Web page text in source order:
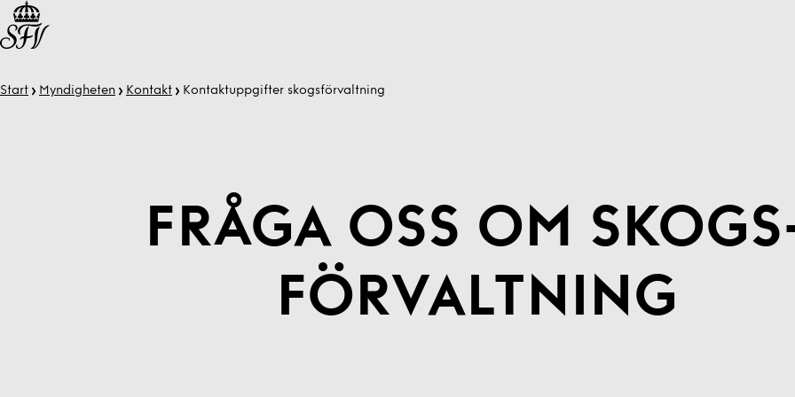
Start Myndigheten Kontakt Kontakt­­uppgifter skogsförvaltning
FRÅGA OSS OM
FÖRVALTNING